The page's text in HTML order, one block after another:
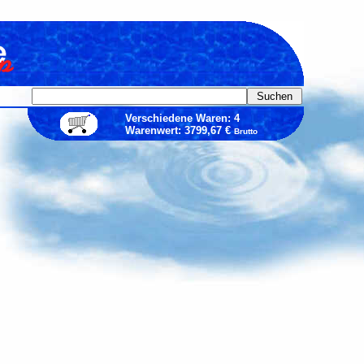
Verschiedene Waren: 4
Warenwert: 3799,67 €Brutto